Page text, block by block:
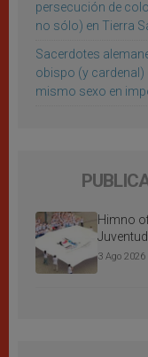
persecución de
no sólo) en Tierra
Sacerdotes
obispo (y cardenal)
mismo sexo en
Himno
3 Ago 2026